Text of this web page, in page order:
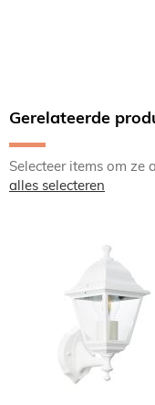
Gerelateerde
Selecteer items om ze
alles selecteren